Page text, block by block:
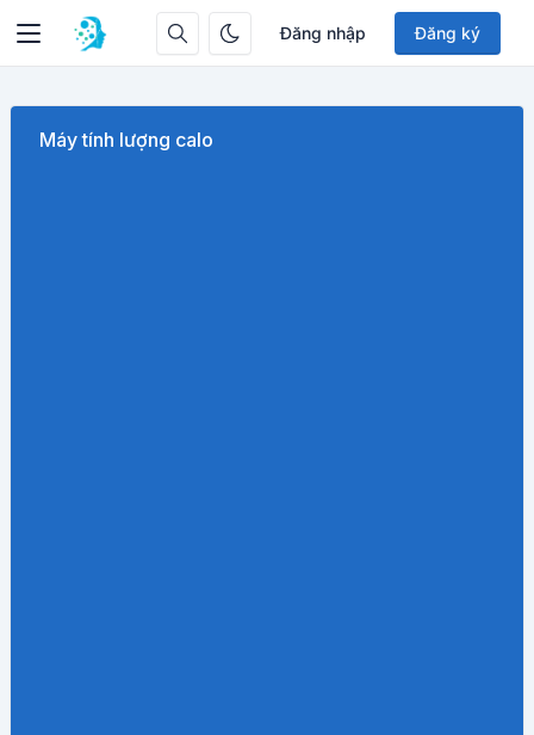
Đăng nhập Đăng ký
Máy tính lượng calo